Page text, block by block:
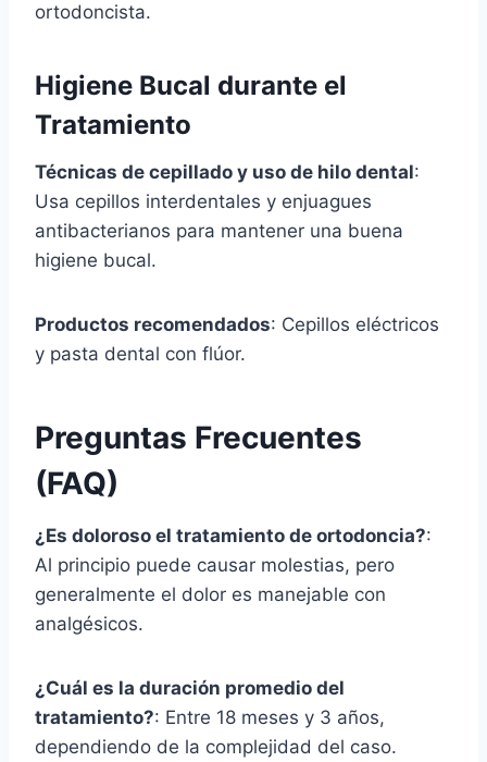
ortodoncista.
Higiene Bucal durante el
Tratamiento
Técnicas de cepillado y uso de hilo dental:
Usa cepillos interdentales y enjuagues
antibacterianos para mantener una buena
higiene bucal.
Productos recomendados: Cepillos eléctricos
y pasta dental con flúor.
Preguntas Frecuentes
(FAQ)
¿Es doloroso el tratamiento de ortodoncia?:
Al principio puede causar molestias, pero
generalmente el dolor es manejable con
analgésicos.
¿Cuál es la duración promedio del
tratamiento?: Entre 18 meses y 3 años,
dependiendo de la complejidad del caso.